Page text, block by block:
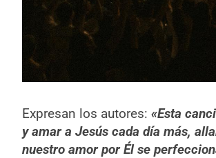
Expresan los autores: «Esta
y amar a Jesús cada día más,
nuestro amor por Él se